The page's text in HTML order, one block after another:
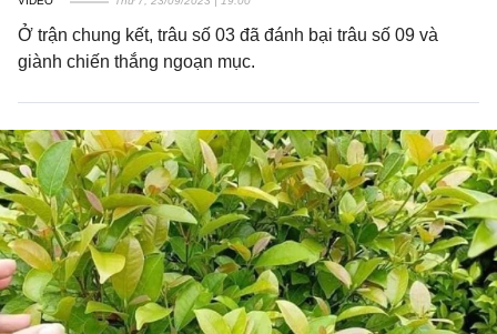
Ở trận chung kết, trâu số 03 đã đánh bại trâu số 09 và
giành chiến thắng ngoạn mục.